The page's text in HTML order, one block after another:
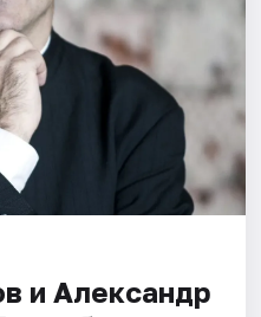
и Александр